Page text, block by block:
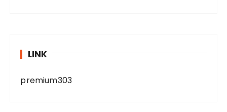
LINK
premium303